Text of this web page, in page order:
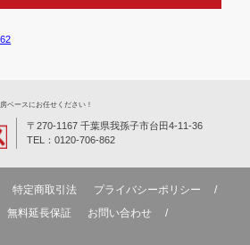
ベースにお任せください！
〒270-1167 千葉県我孫子市台田4-11-36
TEL：0120-706-862
特定商取引法
プライバシーポリシー
無料延⻑保証 お問い合わせ